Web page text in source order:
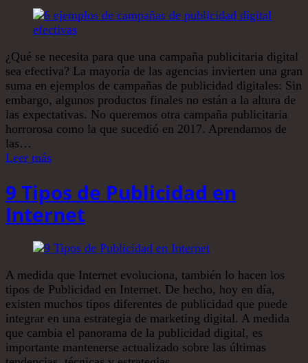
¿Qué se necesita para que una campaña publicitaria digital
sea efectiva? La mayoría de las agencias invierten una gran
suma en ejemplos de campañas de publicidad digitales: Sin
embargo, algunos productos finales no están a la altura de
las expectativas. No queremos otra campaña publicitaria
horrorosa como la que sucedió en 2017. Aprendamos de
las…
Leer más
9 Tipos de Publicidad en
Internet
A medida que Internet evoluciona, también lo hacen los
tipos de Publicidad en Internet. De hecho, hoy en día,
existen muchos tipos diferentes de publicidad que puede
integrar en una estrategia de marketing digital. A medida
que cambia el panorama de la publicidad digital, es
importante mantenerse actualizado sobre las últimas